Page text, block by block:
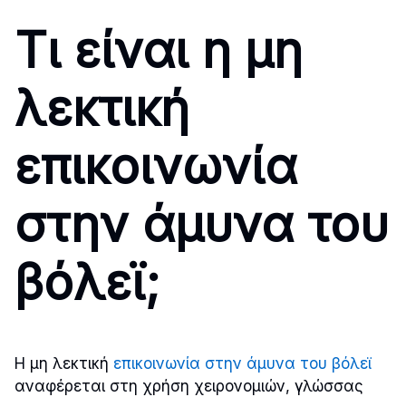
Τι είναι η μη
λεκτική
επικοινωνία
στην άμυνα του
βόλεϊ;
Η μη λεκτική επικοινωνία στην άμυνα του βόλεϊ
αναφέρεται στη χρήση χειρονομιών, γλώσσας